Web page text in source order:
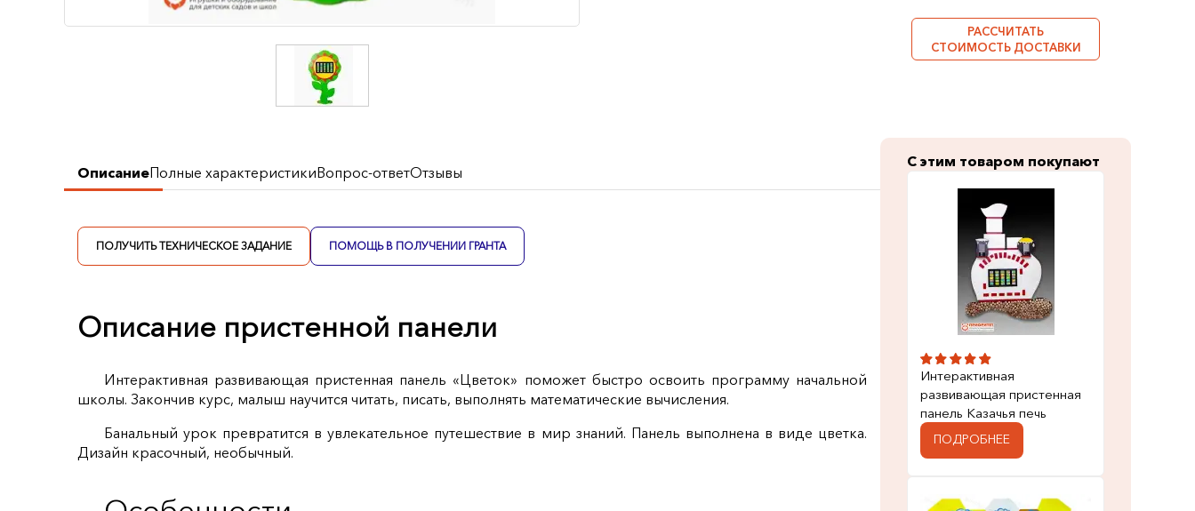
РАССЧИТАТЬ
СТОИМОСТЬ ДОСТАВКИ
ОписаниеПолные характеристикиВопрос-ответОтзывы
ПОЛУЧИТЬ ТЕХНИЧЕСКОЕ ЗАДАНИЕ ПОМОЩЬ В ПОЛУЧЕНИИ ГРАНТА
Описание пристенной панели
Интерактивная развивающая пристенная панель «Цветок» поможет быстро освоить программу начальной
школы. Закончив курс, малыш научится читать, писать, выполнять математические вычисления.
Банальный урок превратится в увлекательное путешествие в мир знаний. Панель выполнена в виде цветка.
Дизайн красочный, необычный.
С этим товаром покупают
Интерактивная
развивающая пристенная
панель Казачья печь
ПОДРОБНЕЕ